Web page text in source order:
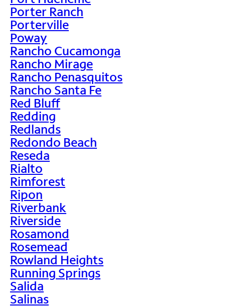
Porter Ranch
Porterville
Poway
Rancho Cucamonga
Rancho Mirage
Rancho Penasquitos
Rancho Santa Fe
Red Bluff
Redding
Redlands
Redondo Beach
Reseda
Rialto
Rimforest
Ripon
Riverbank
Riverside
Rosamond
Rosemead
Rowland Heights
Running Springs
Salida
Salinas